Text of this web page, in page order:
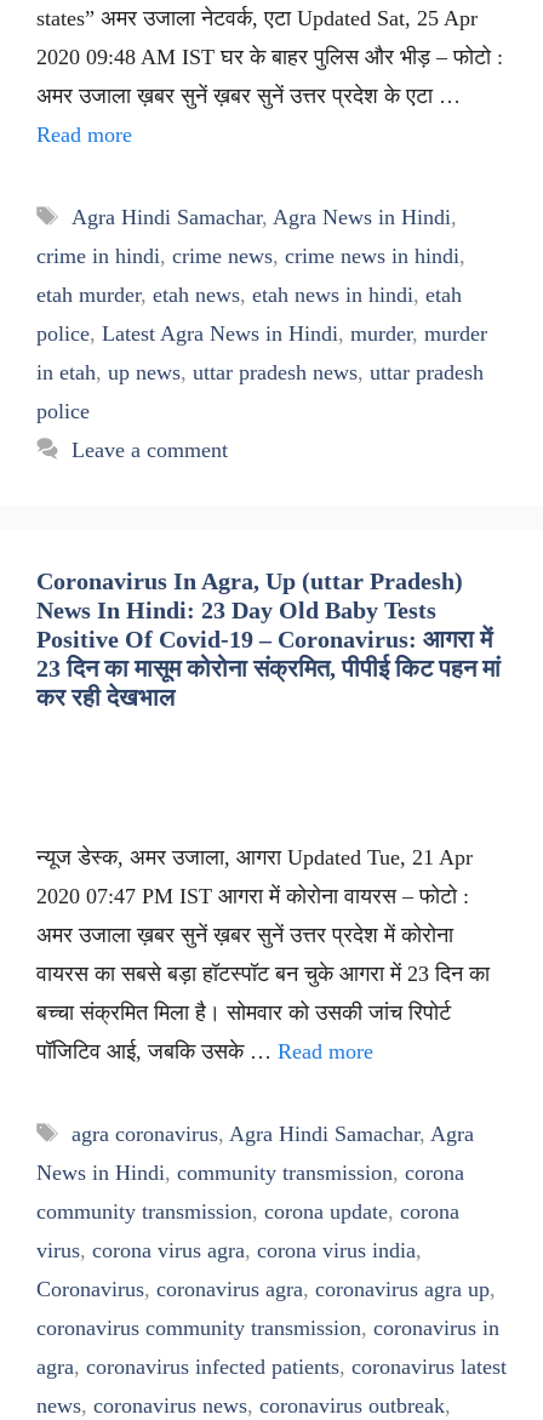
states” अमर उजाला नेटवर्क, एटा Updated Sat, 25 Apr
2020 09:48 AM IST घर के बाहर पुलिस और भीड़ – फोटो :
अमर उजाला ख़बर सुनें ख़बर सुनें उत्तर प्रदेश के एटा …
Read more
Tags
Agra Hindi Samachar, Agra News in Hindi,
crime in hindi, crime news, crime news in hindi,
etah murder, etah news, etah news in hindi, etah
police, Latest Agra News in Hindi, murder, murder
in etah, up news, uttar pradesh news, uttar pradesh
police
Leave a comment
Coronavirus In Agra, Up (uttar Pradesh)
News In Hindi: 23 Day Old Baby Tests
Positive Of Covid-19 – Coronavirus: आगरा में
23 दिन का मासूम कोरोना संक्रमित, पीपीई किट पहन मां
कर रही देखभाल
न्यूज डेस्क, अमर उजाला, आगरा Updated Tue, 21 Apr
2020 07:47 PM IST आगरा में कोरोना वायरस – फोटो :
अमर उजाला ख़बर सुनें ख़बर सुनें उत्तर प्रदेश में कोरोना
वायरस का सबसे बड़ा हॉटस्पॉट बन चुके आगरा में 23 दिन का
बच्चा संक्रमित मिला है। सोमवार को उसकी जांच रिपोर्ट
पॉजिटिव आई, जबकि उसके … Read more
Tags
agra coronavirus, Agra Hindi Samachar, Agra
News in Hindi, community transmission, corona
community transmission, corona update, corona
virus, corona virus agra, corona virus india,
Coronavirus, coronavirus agra, coronavirus agra up,
coronavirus community transmission, coronavirus in
agra, coronavirus infected patients, coronavirus latest
news, coronavirus news, coronavirus outbreak,